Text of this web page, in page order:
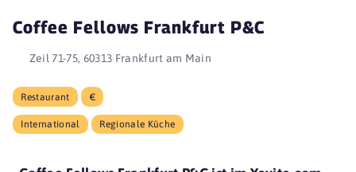
Coffee Fellows Frankfurt P&C
Zeil 71-75, 60313 Frankfurt am Main
Restaurant €
International Regionale Küche